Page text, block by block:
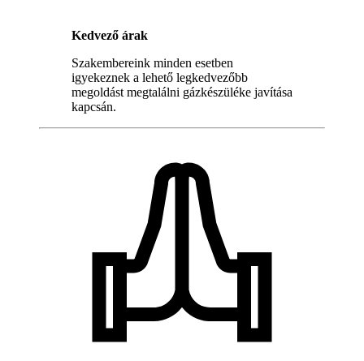
Kedvező árak
Szakembereink minden esetben
igyekeznek a lehető legkedvezőbb
megoldást megtalálni gázkészüléke javítása
kapcsán.